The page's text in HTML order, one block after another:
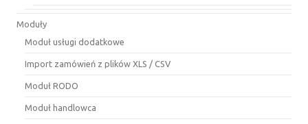
Moduły
Moduł usługi dodatkowe
Import zamówień z plików XLS / CSV
Moduł RODO
Moduł handlowca